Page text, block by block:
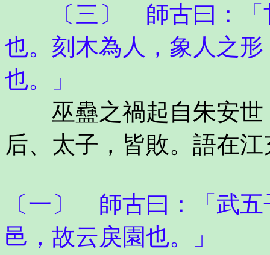
〔三〕 師古曰：「甘
也。刻木為人，象人之
也。」
巫蠱之禍起自朱安世
后、太子，皆敗。語在
〔一〕 師古曰：「武
邑，故云戾園也。」